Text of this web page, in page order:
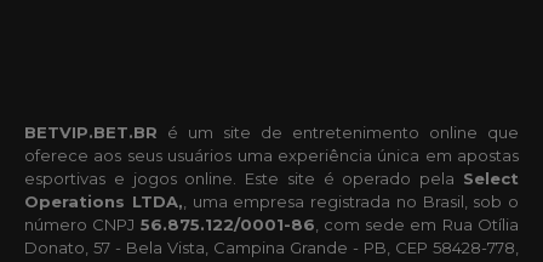
BETVIP.BET.BR é um site de entretenimento online que
oferece aos seus usuários uma experiência única em apostas
esportivas e jogos online. Este site é operado pela Select
Operations LTDA, , uma empresa registrada no Brasil, sob o
número CNPJ 56.875.122/0001-86 , com sede em Rua Otília
Donato, 57 - Bela Vista, Campina Grande - PB, CEP 58428-778,